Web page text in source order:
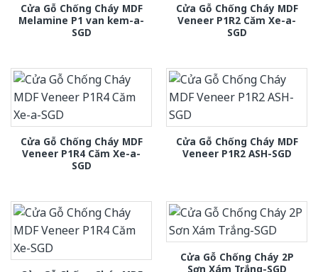
Cửa Gỗ Chống Cháy MDF
Melamine P1 van kem-a-
SGD
Cửa Gỗ Chống Cháy MDF
Veneer P1R2 Căm Xe-a-
SGD
Cửa Gỗ Chống Cháy MDF
Veneer P1R4 Căm Xe-a-
SGD
Cửa Gỗ Chống Cháy MDF
Veneer P1R2 ASH-SGD
Cửa Gỗ Chống Cháy 2P
Sơn Xám Trắng-SGD